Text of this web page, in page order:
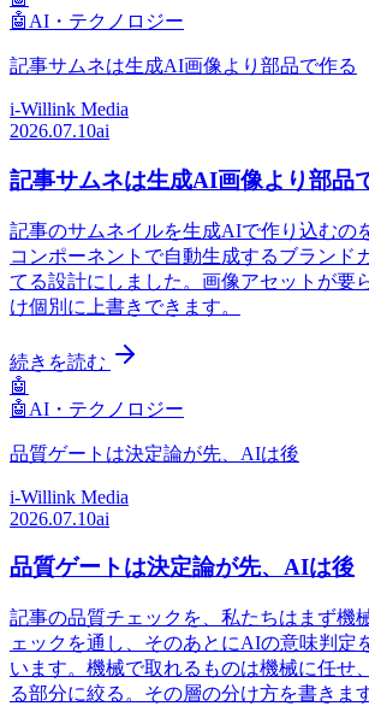
🤖 AI・テクノロジー
記事サムネは生成AI画像より部品で作る
i-Willink Media
2026.07.10ai
記事サムネは生成AI画像より部品
記事のサムネイルを生成AIで作り込むの
コンポーネントで自動生成するブランド
てる設計にしました。画像アセットが要
け個別に上書きできます。
続きを読む
🤖
🤖 AI・テクノロジー
品質ゲートは決定論が先、AIは後
i-Willink Media
2026.07.10ai
品質ゲートは決定論が先、AIは後
記事の品質チェックを、私たちはまず機
ェックを通し、そのあとにAIの意味判定
います。機械で取れるものは機械に任せ
る部分に絞る。その層の分け方を書きます